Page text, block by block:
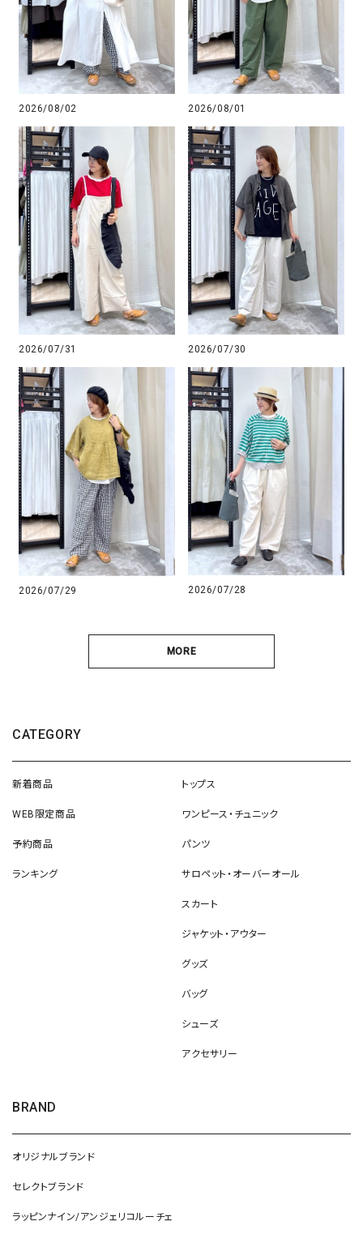
2026/08/02 2026/08/01
2026/07/31 2026/07/30
2026/07/29 2026/07/28
MORE
CATEGORY
新着商品
WEB限定商品
予約商品
ランキング
トップス
ワンピース・チュニック
パンツ
サロペット・オーバーオール
スカート
ジャケット・アウター
グッズ
バッグ
シューズ
アクセサリー
BRAND
オリジナルブランド
セレクトブランド
ラッピンナイン/アンジェリコルーチェ